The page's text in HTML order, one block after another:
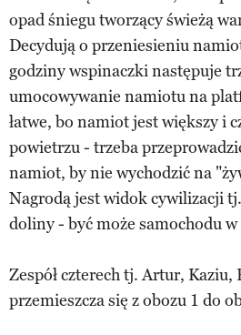
opad śniegu tworzący świeżą
Decydują o przeniesieniu
godziny wspinaczki następuje
umocowywanie namiotu na
łatwe, bo namiot jest większy i
powietrzu - trzeba
namiot, by nie wychodzić na
Nagrodą jest widok cywilizacji
doliny - być może samochodu
Zespół czterech tj. Artur, Kaziu,
przemieszcza się z obozu 1 do